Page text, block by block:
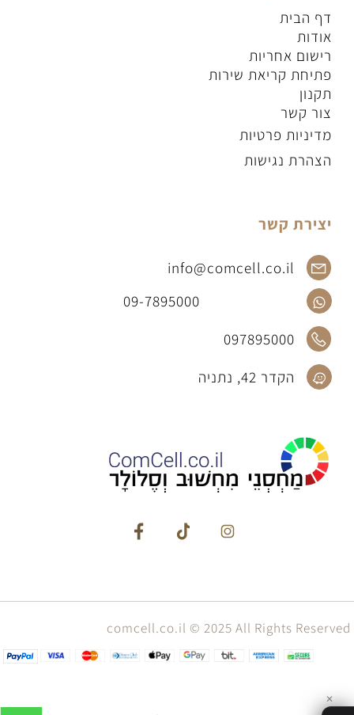
דף הבית
אודות
רישום אחריות
פתיחת קריאת שירות
תקנון
צור קשר
מדיניות פרטיות
הצהרת נגישות
יצירת קשר
info@comcell.co.il
09-7895000
097895000
הקדר 42, נתניה
comcell.co.il © 2025 All Rights Reserved
✕